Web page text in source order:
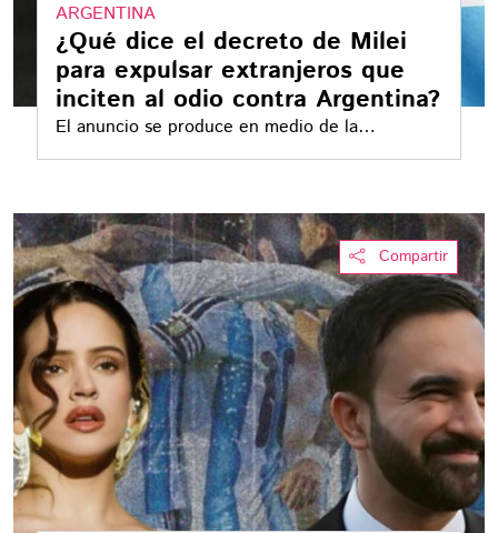
ARGENTINA
¿Qué dice el decreto de Milei
para expulsar extranjeros que
inciten al odio contra Argentina?
El anuncio se produce en medio de la
controversia generada por expresiones contra
Compartir